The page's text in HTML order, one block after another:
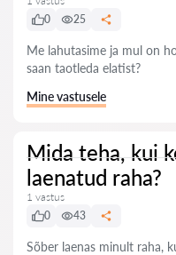
0
25
Me lahutasime ja mul on
saan taotleda elatist?
Mine vastusele
Mida teha, kui
laenatud raha?
1 vastus
0
43
Sõber laenas minult raha,